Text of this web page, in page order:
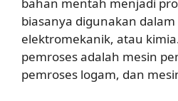
biasanya digunakan
elektromekanik, atau
pemroses adalah mesin
pemroses logam, dan